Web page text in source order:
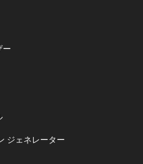
ー
ジェネレーター